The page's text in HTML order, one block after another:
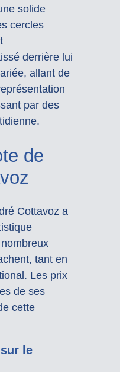
solide
cercles
derrière lui
allant de
par des
de
Cottavoz a
tant en
Les prix
de ses
cette
le